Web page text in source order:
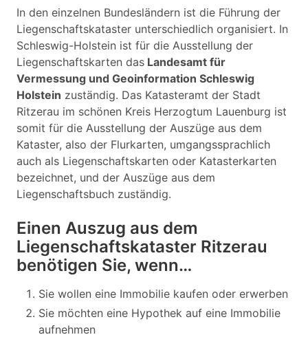
In den einzelnen Bundesländern ist die Führung der
Liegenschaftskataster unterschiedlich organisiert. In
Schleswig-Holstein ist für die Ausstellung der
Liegenschaftskarten das Landesamt für
Vermessung und Geoinformation Schleswig
Holstein zuständig. Das Katasteramt der Stadt
Ritzerau im schönen Kreis Herzogtum Lauenburg ist
somit für die Ausstellung der Auszüge aus dem
Kataster, also der Flurkarten, umgangssprachlich
auch als Liegenschaftskarten oder Katasterkarten
bezeichnet, und der Auszüge aus dem
Liegenschaftsbuch zuständig.
Einen Auszug aus dem
Liegenschaftskataster Ritzerau
benötigen Sie, wenn…
Sie wollen eine Immobilie kaufen oder erwerben
Sie möchten eine Hypothek auf eine Immobilie
aufnehmen